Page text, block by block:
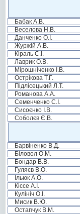
Бабак А.В.
Веселова Н.В.
Данченко О.І.
Журжій А.В.
Кіраль С.І.
Лаврик О.В.
Мірошніченко І.В.
Острікова Т.Г.
Підлісецький Л.Т.
Романова А.А.
Семенченко С.І.
Сисоєнко І.В.
Соболєв Є.В.
Барвіненко В.Д.
Біловол О.М.
Бондар В.В.
Гуляєв В.О.
Ільюк А.О.
Кіссе А.І.
Кулініч О.І.
Мисик В.Ю.
Остапчук В.М.